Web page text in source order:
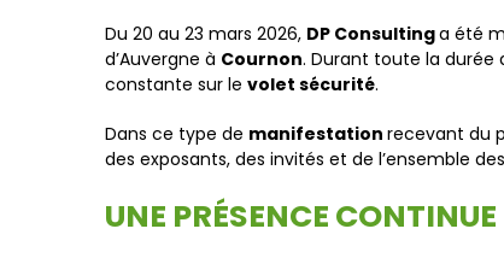
Du 20 au 23 mars 2026, DP Consultinga été
d’Auvergne à Cournon. Durant toute la durée
constante sur le volet sécurité.
Dans ce type de manifestation recevant du
des exposants, des invités et de l’ensemble
UNE PRÉSENCE